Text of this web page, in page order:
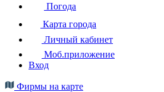
Погода
Карта города
Личный кабинет
Моб.приложение
Вход
Фирмы на карте